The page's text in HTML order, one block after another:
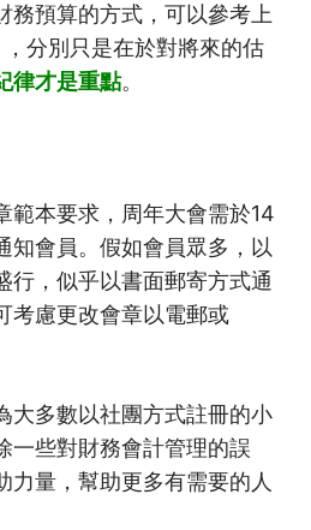
務預算的方式，可以參考上
分別只是在於對將來的估
律才是重點。
範本要求，周年大會需於14
知會員。假如會員眾多，以
行，似乎以書面郵寄方式通
考慮更改會章以電郵或
大多數以社團方式註冊的小
一些對財務會計管理的誤
力量，幫助更多有需要的人